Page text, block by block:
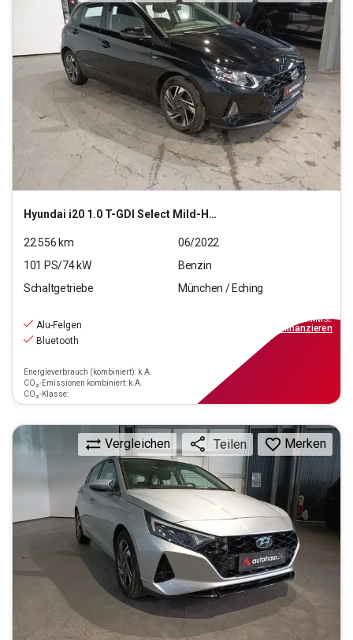
Hyundai i20 1.0 T-GDI Select Mild-Hybrid (EURO 6d)(OPF)
22.556 km
06/2022
101 PS/74kW
Benzin
Schaltgetriebe
München / Eching
Alu-Felgen
Bluetooth
Energieverbrauch (kombiniert): k.A.
CO₂-Emissionen kombiniert: k.A.
CO₂-Klasse:
inkl.MwSt.
finanzieren
Vergleichen Teilen Merken